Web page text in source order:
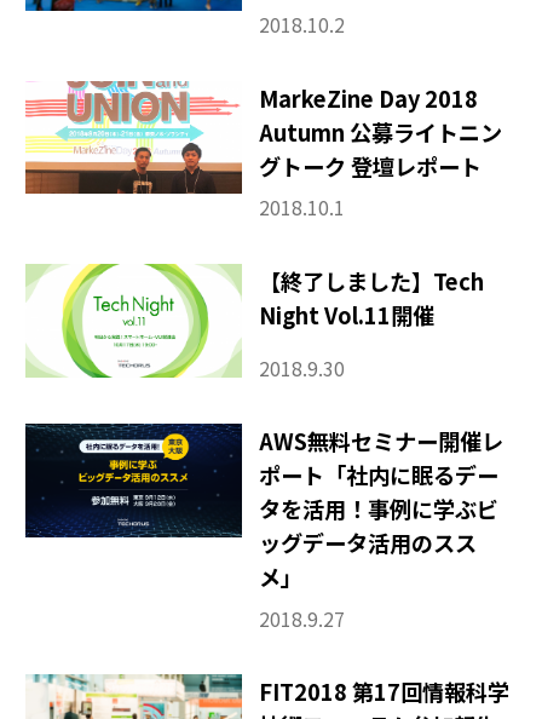
2018.10.2
MarkeZine Day 2018
Autumn 公募ライトニン
グトーク 登壇レポート
2018.10.1
【終了しました】Tech
Night Vol.11開催
2018.9.30
AWS無料セミナー開催レ
ポート「社内に眠るデー
タを活用！事例に学ぶビ
ッグデータ活用のスス
メ」
2018.9.27
FIT2018 第17回情報科学